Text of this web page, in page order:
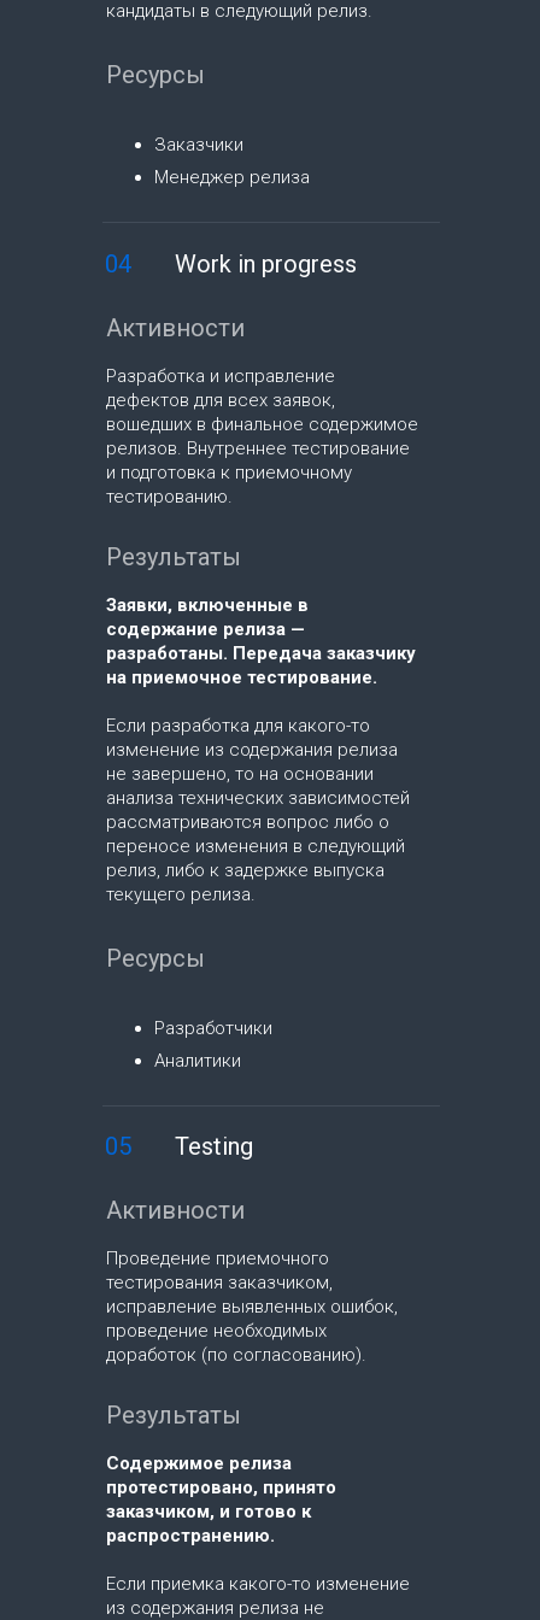
кандидаты в следующий релиз.
Ресурсы
Заказчики
Менеджер релиза
04 Work in progress
Активности
Разработка и исправление
дефектов для всех заявок,
вошедших в финальное содержимое
релизов. Внутреннее тестирование
и подготовка к приемочному
тестированию.
Результаты
Заявки, включенные в
содержание релиза —
разработаны. Передача заказчику
на приемочное тестирование.
Если разработка для какого-то
изменение из содержания релиза
не завершено, то на основании
анализа технических зависимостей
рассматриваются вопрос либо о
переносе изменения в следующий
релиз, либо к задержке выпуска
текущего релиза.
Ресурсы
Разработчики
Аналитики
05 Testing
Активности
Проведение приемочного
тестирования заказчиком,
исправление выявленных ошибок,
проведение необходимых
доработок (по согласованию).
Результаты
Содержимое релиза
протестировано, принято
заказчиком, и готово к
распространению.
Если приемка какого-то изменение
из содержания релиза не